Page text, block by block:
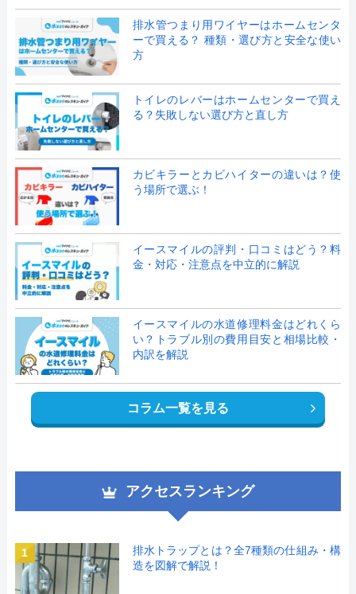
排水管つまり用ワイヤーはホームセンタ
ーで買える？ 種類・選び方と安全な使い
方
トイレのレバーはホームセンターで買え
る？失敗しない選び方と直し方
カビキラーとカビハイターの違いは？使
う場所で選ぶ！
イースマイルの評判・口コミはどう？料
金・対応・注意点を中立的に解説
イースマイルの水道修理料金はどれくら
い？トラブル別の費用目安と相場比較・
内訳を解説
コラム一覧を見る
アクセスランキング
1
排水トラップとは？全7種類の仕組み・構
造を図解で解説！